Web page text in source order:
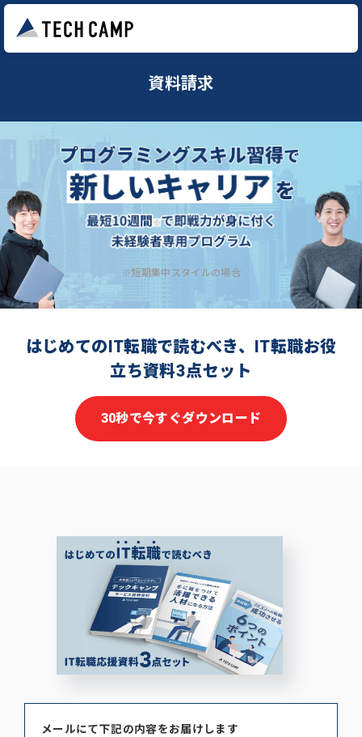
資料請求
※短期集中スタイルの場合
はじめてのIT転職で読むべき、IT転職お役
立ち資料3点セット
30秒で今すぐダウンロード
メールにて下記の内容をお届けします